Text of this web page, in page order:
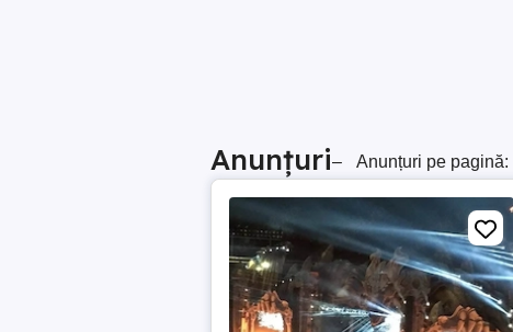
Anunțuri– Anunțuri pe pagină: